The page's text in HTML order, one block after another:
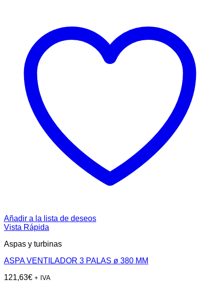
Añadir a la lista de deseos
Vista Rápida
Aspas y turbinas
ASPA VENTILADOR 3 PALAS ø 380 MM
121,63€ + IVA